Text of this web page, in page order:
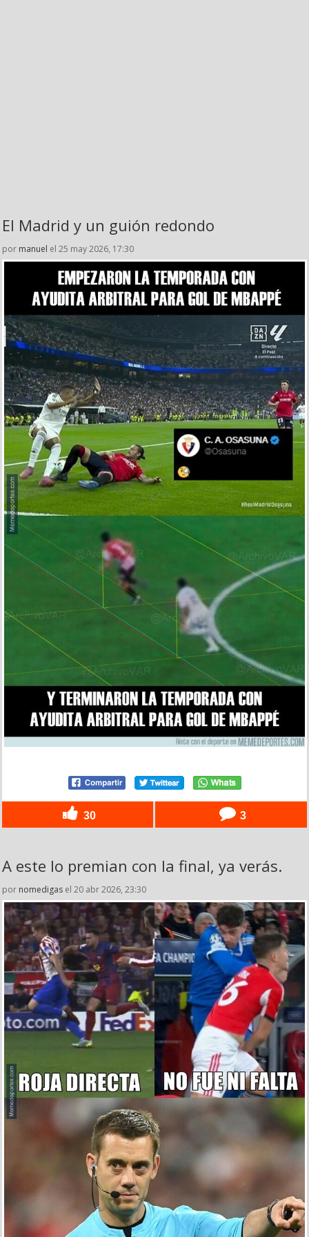
El Madrid y un guión redondo
por manuel el 25 may 2026, 17:30
30 3
A este lo premian con la final, ya verás.
por nomedigas el 20 abr 2026, 23:30